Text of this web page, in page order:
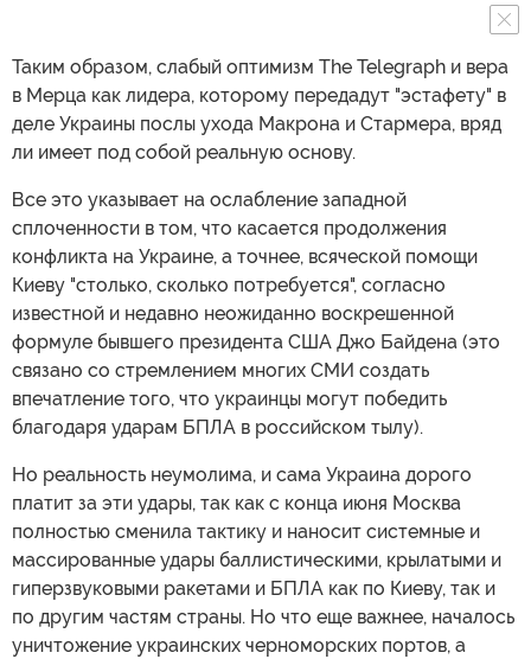
Таким образом, слабый оптимизм The Telegraph и вера
деле Украины послы ухода Макрона и Стармера, вряд
ли имеет под собой реальную основу.
Все это указывает на ослабление западной
сплоченности в том, что касается продолжения
конфликта на Украине, а точнее, всяческой помощи
Киеву "столько, сколько потребуется", согласно